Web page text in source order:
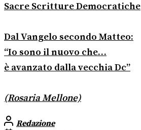
Sacre Scritture Democratiche
Dal Vangelo secondo Matteo:
“Io sono il nuovo che…
è avanzato dalla vecchia Dc”
(Rosaria Mellone)
Redazione